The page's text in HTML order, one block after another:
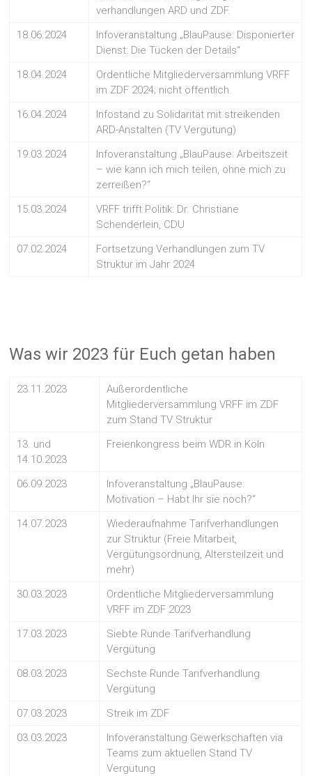
verhandlungen ARD und ZDF.
18.06.2024
Infoveranstaltung „BlauPause: Disponierter
Dienst: Die Tücken der Details“
18.04.2024
Ordentliche Mitgliederversammlung VRFF
im ZDF 2024; nicht öffentlich.
16.04.2024
Infostand zu Solidarität mit streikenden
ARD-Anstalten (TV Vergütung)
19.03.2024
Infoveranstaltung „BlauPause: Arbeitszeit
– wie kann ich mich teilen, ohne mich zu
zerreißen?“
15.03.2024
VRFF trifft Politik: Dr. Christiane
Schenderlein, CDU
07.02.2024
Fortsetzung Verhandlungen zum TV
Struktur im Jahr 2024
Was wir 2023 für Euch getan haben
23.11.2023
Außerordentliche
Mitgliederversammlung VRFF im ZDF
zum Stand TV Struktur
13. und
14.10.2023
Freienkongress beim WDR in Köln
06.09.2023
Infoveranstaltung „BlauPause:
Motivation – Habt Ihr sie noch?“
14.07.2023
Wiederaufnahme Tarifverhandlungen
zur Struktur (Freie Mitarbeit,
Vergütungsordnung, Altersteilzeit und
mehr)
30.03.2023
Ordentliche Mitgliederversammlung
VRFF im ZDF 2023
17.03.2023
Siebte Runde Tarifverhandlung
Vergütung
08.03.2023
Sechste Runde Tarifverhandlung
Vergütung
07.03.2023
Streik im ZDF
03.03.2023
Infoveranstaltung Gewerkschaften via
Teams zum aktuellen Stand TV
Vergütung